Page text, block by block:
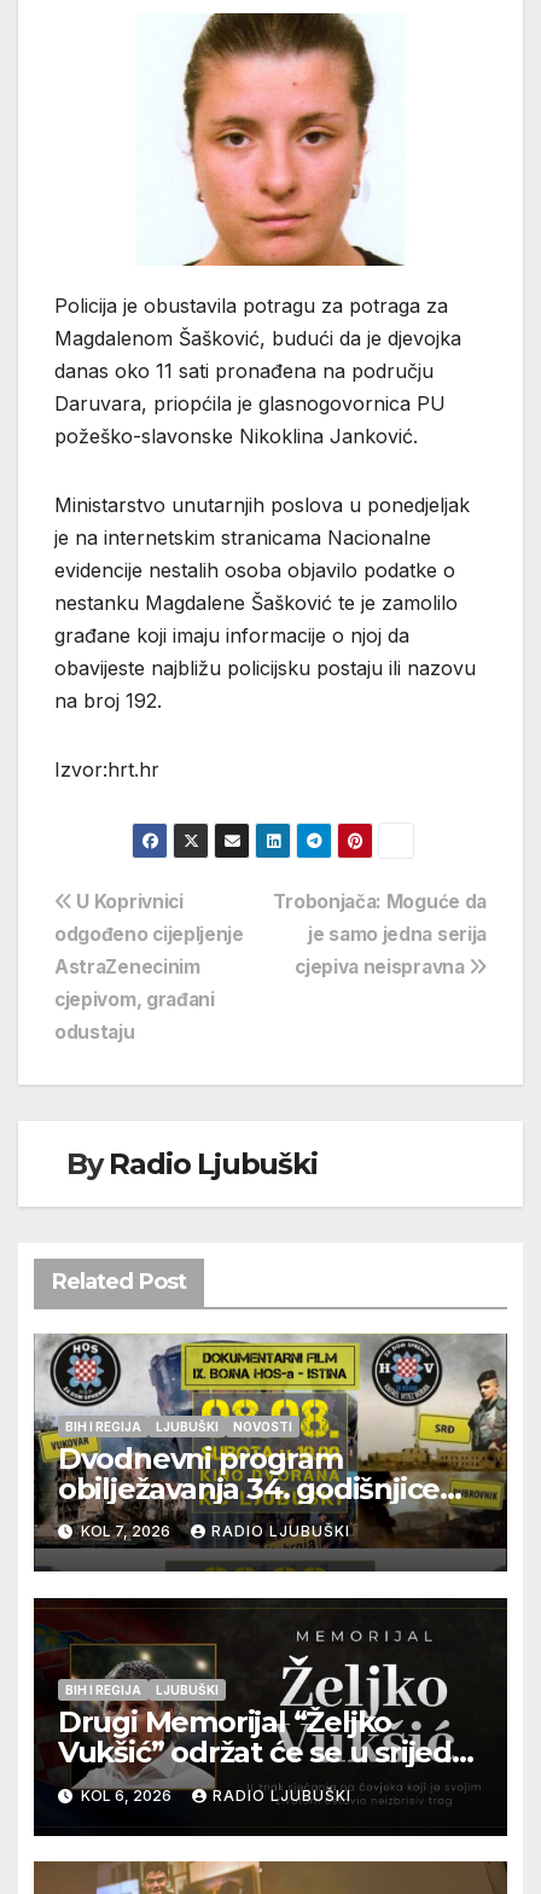
Policija je obustavila potragu za potraga za
Magdalenom Šašković, budući da je djevojka
danas oko 11 sati pronađena na području
Daruvara, priopćila je glasnogovornica PU
požeško-slavonske Nikoklina Janković.
Ministarstvo unutarnjih poslova u ponedjeljak
je na internetskim stranicama Nacionalne
evidencije nestalih osoba objavilo podatke o
nestanku Magdalene Šašković te je zamolilo
građane koji imaju informacije o njoj da
obavijeste najbližu policijsku postaju ili nazovu
na broj 192.
Izvor:hrt.hr
Navigacija
objava
Trobonjača: Moguće da
je samo jedna serija
cjepiva neispravna
U Koprivnici
odgođeno cijepljenje
AstraZenecinim
cjepivom, građani
odustaju
ByRadio Ljubuški
Related Post
BIH I REGIJA LJUBUŠKI NOVOSTI
Dvodnevni program
obilježavanja 34. godišnjice
pogibije generala Blaža
Kraljevića i osmorice
pripadnika HOS-a
KOL 7, 2026 RADIO LJUBUŠKI
BIH I REGIJA LJUBUŠKI
Drugi Memorijal “Željko
Vukšić” održat će se u srijedu
12. kolovoza u Otoku
KOL 6, 2026 RADIO LJUBUŠKI